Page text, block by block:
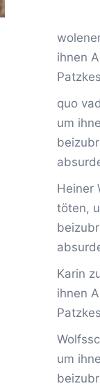
ihnen
quo
um
Heiner
töten,
Karin
ihnen
um